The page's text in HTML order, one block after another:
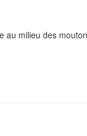
milieu des